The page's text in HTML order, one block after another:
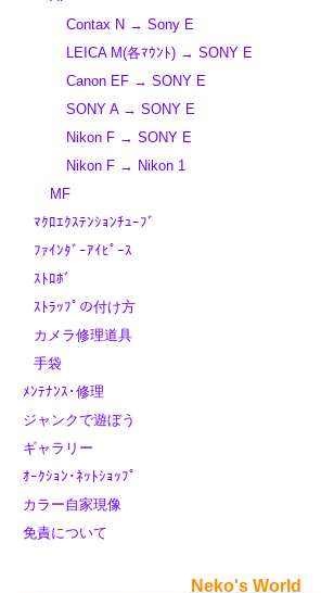
Contax N → Sony E
LEICA M(各ﾏｳﾝﾄ) → SONY E
Canon EF → SONY E
SONY A → SONY E
Nikon F → SONY E
Nikon F → Nikon 1
MF
ﾏｸﾛｴｸｽﾃﾝｼｮﾝﾁｭｰﾌﾞ
ﾌｧｲﾝﾀﾞｰｱｲﾋﾟｰｽ
ｽﾄﾛﾎﾞ
ｽﾄﾗｯﾌﾟの付け方
カメラ修理道具
手袋
ﾒﾝﾃﾅﾝｽ･修理
ジャンクで遊ぼう
ギャラリー
ｵｰｸｼｮﾝ･ﾈｯﾄｼｮｯﾌﾟ
カラー自家現像
免責について
Neko's World